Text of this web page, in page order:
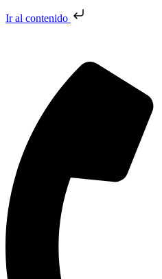
Ir al contenido